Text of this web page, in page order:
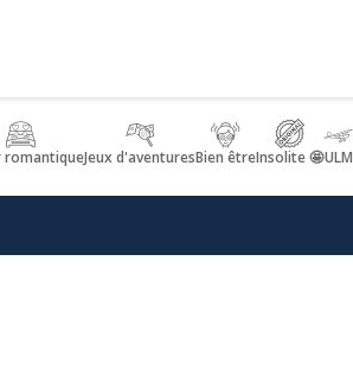
romantiqueJeux d'aventuresBien êtreInsolite 🤩ULM